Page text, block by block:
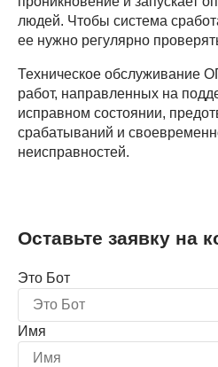
людей. Чтобы система
ее нужно регулярно
Техническое обслуживание
работ, направленных на
исправном состоянии,
срабатываний и
неисправностей.
Оставьте заявку на
Это Бот
Имя